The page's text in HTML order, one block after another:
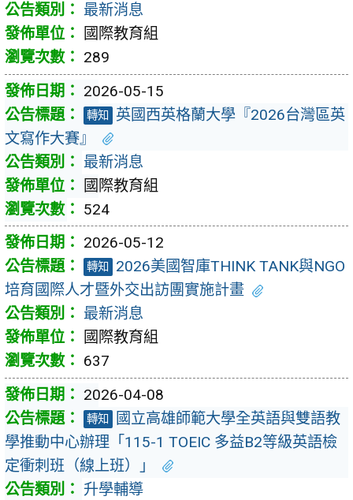
最新消息
國際教育組
289
2026-05-15
轉知
英國西英格蘭大學『2026台灣區英
文寫作大賽』
最新消息
國際教育組
524
2026-05-12
轉知
2026美國智庫THINK TANK與NGO
培育國際人才暨外交出訪團實施計畫
最新消息
國際教育組
637
2026-04-08
轉知
國立高雄師範大學全英語與雙語教
學推動中心辦理「115-1 TOEIC 多益B2等級英語檢
定衝刺班（線上班）」
升學輔導